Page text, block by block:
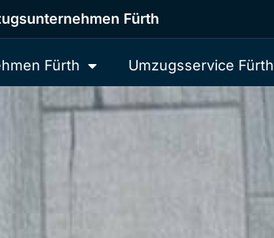
Fürth
Fürth Umzugsservice Fürth